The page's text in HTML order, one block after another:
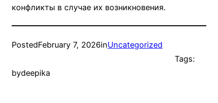
конфликты в случае их возникновения.
PostedFebruary 7, 2026inUncategorized
bydeepika
Tags: